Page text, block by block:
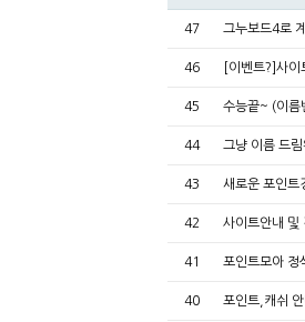
47 그누보드4로
46 [이벤트?]사
45 수능끝~ (이름
44 그냥 이름 드
43 새로운 포인트
42 사이트안내 및
41 포인트모아 정
40 포인트,캐쉬 안